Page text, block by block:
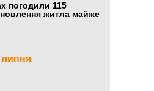
погодили 115
житла майже
липня